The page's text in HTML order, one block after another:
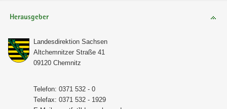
Herausgeber
Lan­des­di­rek­ti­on Sach­sen
Alt­chem­nit­zer Stra­ße 41
09120 Chem­nitz
Te­le­fon: 0371 532 - 0
Te­le­fax: 0371 532 - 1929